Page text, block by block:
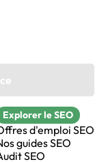
Explorer le SEO
d'emploi SEO
guides SEO
SEO